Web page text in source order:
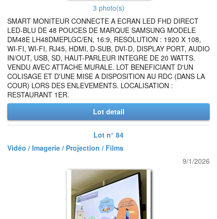
3 photo(s)
SMART MONITEUR CONNECTE A ECRAN LED FHD DIRECT
LED-BLU DE 48 POUCES DE MARQUE SAMSUNG MODELE
DM48E LH48DMEPLGC/EN, 16:9, RESOLUTION : 1920 X 108,
WI-FI, WI-FI, RJ45, HDMI, D-SUB, DVI-D, DISPLAY PORT, AUDIO
IN/OUT, USB, SD, HAUT-PARLEUR INTEGRE DE 20 WATTS.
VENDU AVEC ATTACHE MURALE. LOT BENEFICIANT D'UN
COLISAGE ET D'UNE MISE A DISPOSITION AU RDC (DANS LA
COUR) LORS DES ENLEVEMENTS. LOCALISATION :
RESTAURANT 1ER.
Lot detail
Lot n° 84
Vidéo / Imagerie / Projection / Films
9/1/2026